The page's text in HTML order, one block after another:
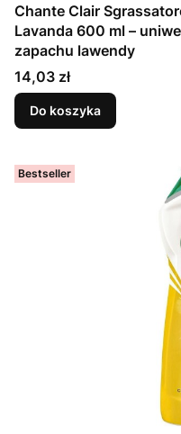
Chante Clair
Lavanda 600 ml –
zapachu lawendy
Cena
14,03 zł
Do koszyka
Bestseller